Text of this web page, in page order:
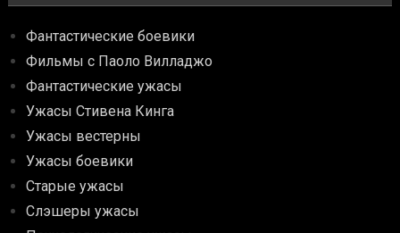
Фантастические боевики
Фильмы с Паоло Вилладжо
Фантастические ужасы
Ужасы Стивена Кинга
Ужасы вестерны
Ужасы боевики
Старые ужасы
Слэшеры ужасы